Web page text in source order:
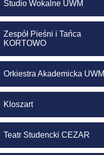
Studio Wokalne UWM
Zespół Pieśni i Tańca
KORTOWO
Orkiestra Akademicka UWM
Kloszart
Teatr Studencki CEZAR